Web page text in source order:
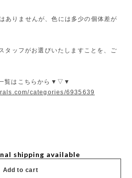
ありませんが、色には多少の個体差が
タッフがお選びいたしますことを、ご
覧はこちらから▼▽▼
categories/6935639
shipping available
Add to cart